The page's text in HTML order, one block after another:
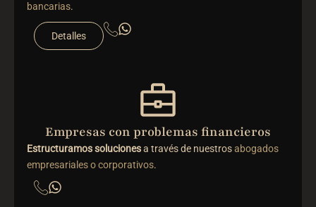
bancarias.
Detalles
Empresas con problemas financieros
Estructuramos solucionesa través de nuestrosabogados
empresariales o corporativos.